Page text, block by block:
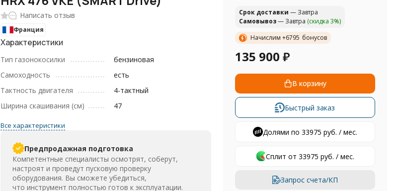
Написать отзыв
Франция
Характеристики
Тип газонокосилки
бензиновая
Самоходность
есть
Тактность двигателя
4-тактный
Ширина скашивания (см)
47
Все характеристики
Предпродажная подготовка
Компетентные специалисты осмотрят, соберут,
настроят и проведут пусковую проверку
оборудования. Вы сможете убедиться,
что инструмент полностью готов к эксплуатации.
Cрок доставки — Завтра
Самовывоз— Завтра (скидка 3%)
Начислим +6795 бонусов
135 900 ₽
В корзину
Быстрый заказ
Долями по 33975 руб. / мес.
Сплит от 33975 руб. / мес.
Запрос счета/КП